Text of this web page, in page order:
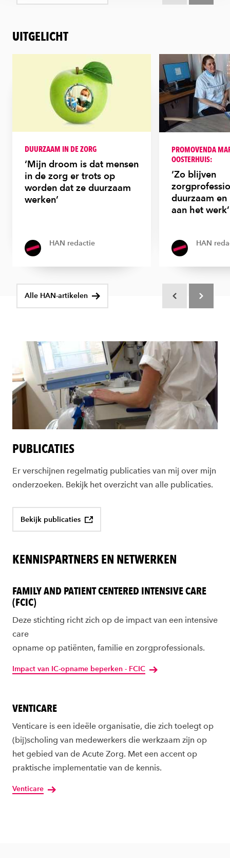
UITGELICHT
DUURZAAM IN DE ZORG
‘Mijn droom is dat mensen
in de zorg er trots op
worden dat ze duurzaam
werken’
HAN redactie
PROMOVENDA
OOSTERHUIS:
‘Zo blijven
duurzaam
aan het werk’
HAN
Alle HAN-artikelen
PUBLICATIES
Er verschijnen regelmatig publicaties van mij over mijn
onderzoeken. Bekijk het overzicht van alle publicaties.
Bekijk publicaties
KENNISPARTNERS EN NETWERKEN
FAMILY AND PATIENT CENTERED INTENSIVE CARE
(FCIC)
Deze stichting richt zich op de impact van een intensive
care
opname op patiënten, familie en zorgprofessionals.
Impact van IC-opname beperken - FCIC
VENTICARE
Venticare is een ideële organisatie, die zich toelegt op
(bij)scholing van medewerkers die werkzaam zijn op
het gebied van de Acute Zorg. Met een accent op
praktische implementatie van de kennis.
Venticare